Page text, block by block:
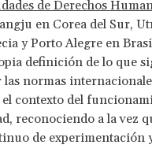
de Derechos
en Corea del Sur,
y Porto Alegre en
definición de lo que
normas
el contexto del
reconociendo a la vez
de experimentación